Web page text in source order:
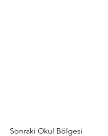
Sonraki Okul Bölgesi